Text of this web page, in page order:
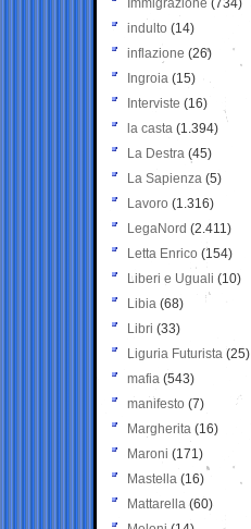
Immigrazione (734)
indulto (14)
inflazione (26)
Ingroia (15)
Interviste (16)
la casta (1.394)
La Destra (45)
La Sapienza (5)
Lavoro (1.316)
LegaNord (2.411)
Letta Enrico (154)
Liberi e Uguali (10)
Libia (68)
Libri (33)
Liguria Futurista (25)
mafia (543)
manifesto (7)
Margherita (16)
Maroni (171)
Mastella (16)
Mattarella (60)